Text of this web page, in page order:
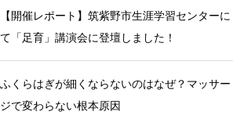
【開催レポート】筑紫野市生涯学習センターに
て「足育」講演会に登壇しました！
ふくらはぎが細くならないのはなぜ？マッサー
ジで変わらない根本原因